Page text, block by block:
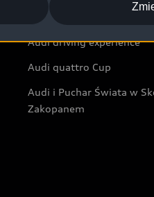
Audi i Muzeum Sztuki
Audi driving experience
Audi quattro Cup
Audi i Puchar Świata w
Zakopanem